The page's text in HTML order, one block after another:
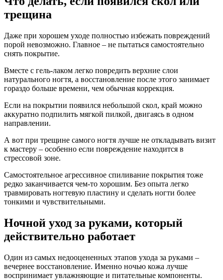
трещина
Даже при хорошем уходе полностью избежать повреждений
порой невозможно. Главное – не пытаться самостоятельно
снять покрытие.
Вместе с гель-лаком легко повредить верхние слои
натурального ногтя, а восстановление после этого занимает
гораздо больше времени, чем обычная коррекция.
Если на покрытии появился небольшой скол, край можно
аккуратно подпилить мягкой пилкой, двигаясь в одном
направлении.
А вот при трещине самого ногтя лучше не откладывать визит
к мастеру – особенно если повреждение находится в
стрессовой зоне.
Самостоятельное агрессивное спиливание покрытия тоже
редко заканчивается чем-то хорошим. Без опыта легко
травмировать ногтевую пластину и сделать ногти более
тонкими и чувствительными.
Ночной уход за руками, который
действительно работает
Один из самых недооцененных этапов ухода за руками –
вечернее восстановление. Именно ночью кожа лучше
воспринимает увлажняющие и питательные компоненты.